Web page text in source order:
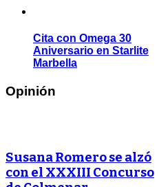
Cita con Omega 30
Aniversario en Starlite
Marbella
Opinión
Susana Romero se alzó
con el XXXIII Concurso